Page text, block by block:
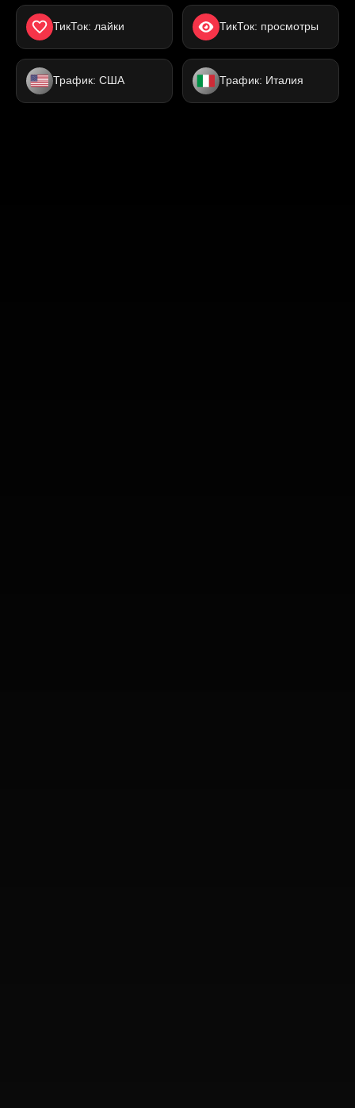
ТикТок: лайки ТикТок: просмотры
Трафик: США Трафик: Италия